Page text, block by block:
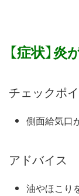
【症状】
チェックポ
側面給気口
アドバイス
油やほこり